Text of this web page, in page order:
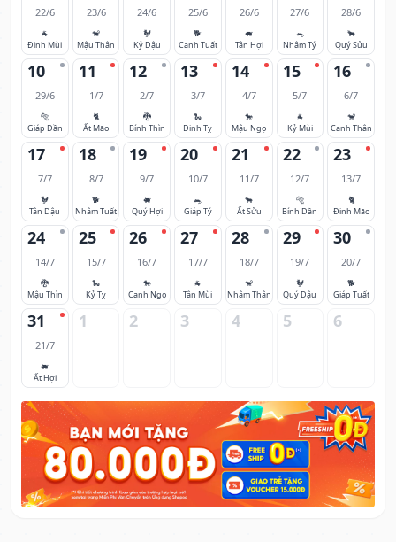
22/6
🐐
Đinh Mùi
23/6
🐒
Mậu Thân
24/6
🐓
Kỷ Dậu
25/6
🐕
Canh Tuất
26/6
🐖
Tân Hợi
27/6
🐀
Nhâm Tý
28/6
🐂
Quý Sửu
10
29/6
🐅
Giáp Dần
11
1/7
🐈
Ất Mão
12
2/7
🐉
Bính Thìn
13
3/7
🐍
Đinh Tỵ
14
4/7
🐎
Mậu Ngọ
15
5/7
🐐
Kỷ Mùi
16
6/7
🐒
Canh Thân
17
7/7
🐓
Tân Dậu
18
8/7
🐕
Nhâm Tuất
19
9/7
🐖
Quý Hợi
20
10/7
🐀
Giáp Tý
21
11/7
🐂
Ất Sửu
22
12/7
🐅
Bính Dần
23
13/7
🐈
Đinh Mão
24
14/7
🐉
Mậu Thìn
25
15/7
🐍
Kỷ Tỵ
26
16/7
🐎
Canh Ngọ
27
17/7
🐐
Tân Mùi
28
18/7
🐒
Nhâm Thân
29
19/7
🐓
Quý Dậu
30
20/7
🐕
Giáp Tuất
31
21/7
🐖
Ất Hợi
1 2 3 4 5 6